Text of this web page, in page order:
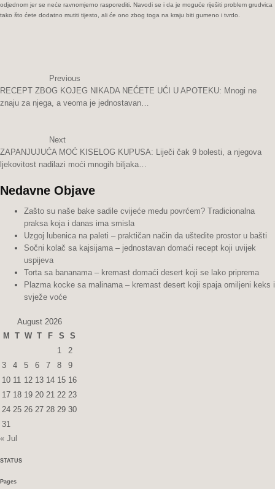
odjednom jer se neće ravnomjerno rasporediti. Navodi se i da je moguće riješiti problem grudvica
tako što ćete dodatno mutiti tijesto, ali će ono zbog toga na kraju biti gumeno i tvrdo.
Previous
RECEPT ZBOG KOJEG NIKADA NEĆETE UĆI U APOTEKU: Mnogi ne
znaju za njega, a veoma je jednostavan…
Next
ZAPANJUJUĆA MOĆ KISELOG KUPUSA: Liječi čak 9 bolesti, a njegova
ljekovitost nadilazi moći mnogih biljaka…
Nedavne Objave
Zašto su naše bake sadile cvijeće među povrćem? Tradicionalna
praksa koja i danas ima smisla
Uzgoj lubenica na paleti – praktičan način da uštedite prostor u bašti
Sočni kolač sa kajsijama – jednostavan domaći recept koji uvijek
uspijeva
Torta sa bananama – kremast domaći desert koji se lako priprema
Plazma kocke sa malinama – kremast desert koji spaja omiljeni keks i
svježe voće
August 2026
M
T W T F S
S
1
2
3
4 5 6 7 8
9
10 11 12 13 14 15 16
17 18 19 20 21 22 23
24 25 26 27 28 29 30
31
« Jul
STATUS
Pages